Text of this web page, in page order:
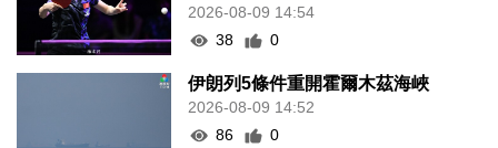
2026-08-09 14:54
38
0
伊朗列5條件重開霍爾木茲海峽
2026-08-09 14:52
86
0